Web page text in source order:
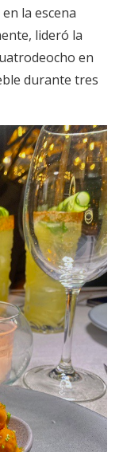
la escena
lideró la
en
durante tres